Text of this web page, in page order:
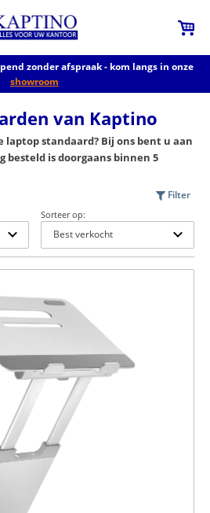
zonder afspraak - kom langs in onze
showroom
van Kaptino
laptop standaard? Bij ons bent u aan
besteld is doorgaans binnen 5
Filter
Sorteer op: